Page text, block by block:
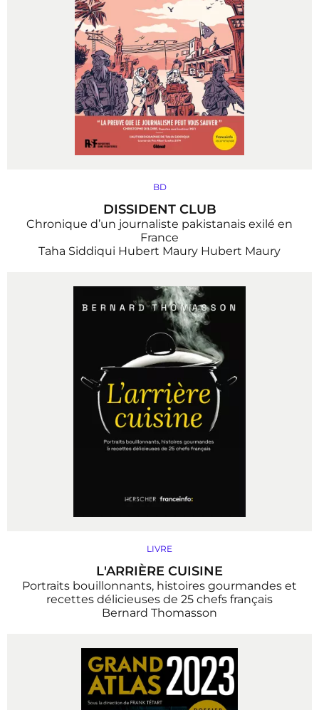
BD
DISSIDENT CLUB
Chronique d’un journaliste pakistanais exilé en
France
Taha Siddiqui Hubert Maury Hubert Maury
LIVRE
L'ARRIÈRE CUISINE
Portraits bouillonnants, histoires gourmandes et
recettes délicieuses de 25 chefs français
Bernard Thomasson